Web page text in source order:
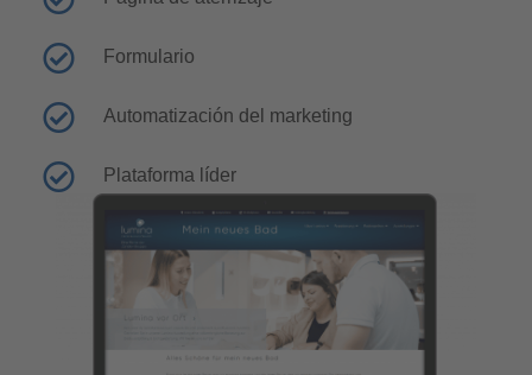
Formulario
Automatización del marketing
Plataforma líder